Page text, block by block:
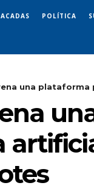
POLÍTICA
una plataforma